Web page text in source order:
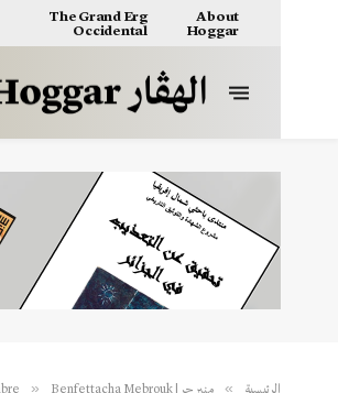
About
Hoggar
The Grand Erg
Occidental
الرئيسية » منبر حر | Tribune libre » Benfettacha Mebrouk